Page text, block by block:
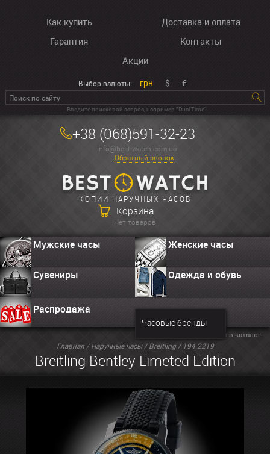
Как купить
Доставка и оплата
Гарантия
Контакты
Акции
Выбор валюты: грн $ €
Введите поисковой запрос, например “Dual Time”
+38 (068)591-32-23
info@best-watch.com.ua
Обратный звонок
КОПИИ НАРУЧНЫХ ЧАСОВ
Корзина
Нет товаров
Мужские часы Женские часы
Сувениры Одежда и обувь
Распродажа
Часовые бренды
Главная/Наручные часы/Breitling/ 194.2219
Breitling Bentley Limeted Edition
Вернуться в каталог